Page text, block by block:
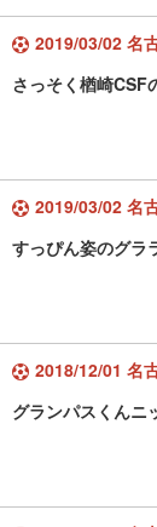
2019/03/02 名
さっそく楢崎CSF
2019/03/02 名
すっぴん姿のグラ
2018/12/01 名
グランパスくんニ